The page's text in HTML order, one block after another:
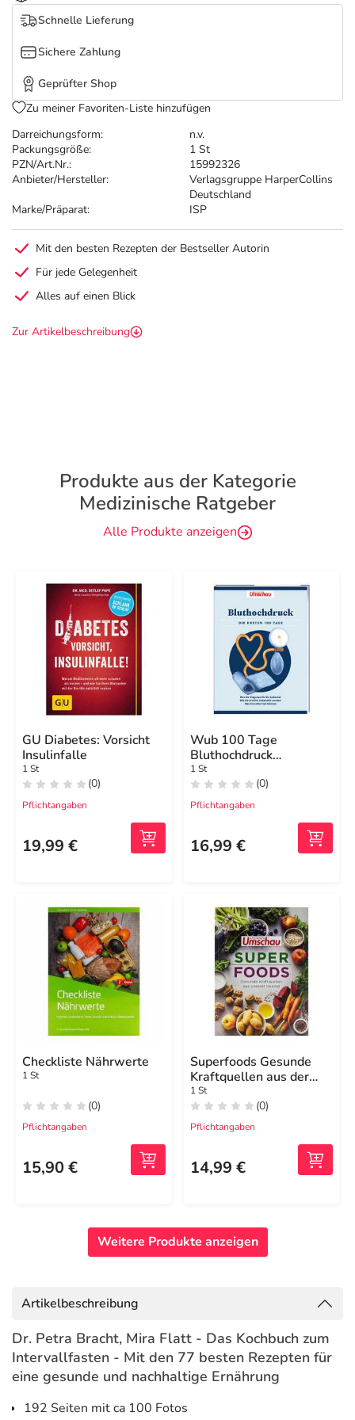
Tierapotheke
Vitamine & Mineralstoffe
Marken
Salus Deals
Darreichungsform:
n.v.
Packungsgröße:
1 St
PZN/Art.Nr.:
15992326
Anbieter/Hersteller:
Verlagsgruppe HarperCollins
Deutschland
Marke/Präparat:
ISP
Schnelle Lieferung
Sichere Zahlung
Geprüfter Shop
Zu meiner Favoriten-Liste hinzufügen
Mit den besten Rezepten der Bestseller Autorin
Für jede Gelegenheit
Alles auf einen Blick
Zur Artikelbeschreibung
Produkte aus der Kategorie
Medizinische Ratgeber
Alle Produkte anzeigen
GU Diabetes: Vorsicht
Insulinfalle
1 St
(0)
Pflichtangaben
19,99 €
Wub 100 Tage
Bluthochdruck
Apo.Umschau
1 St
(0)
Pflichtangaben
16,99 €
Checkliste Nährwerte
1 St
(0)
Pflichtangaben
15,90 €
Superfoods Gesunde
Kraftquellen aus der
Heimat
1 St
(0)
Pflichtangaben
14,99 €
Weitere Produkte anzeigen
Artikelbeschreibung
Dr. Petra Bracht, Mira Flatt - Das Kochbuch zum
Intervallfasten - Mit den 77 besten Rezepten für
eine gesunde und nachhaltige Ernährung
192 Seiten mit ca 100 Fotos